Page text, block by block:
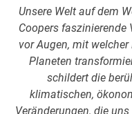
Unsere Welt auf dem
Coopers
vor Augen, mit
Planeten
schildert die
klimatischen,
Veränderungen, die